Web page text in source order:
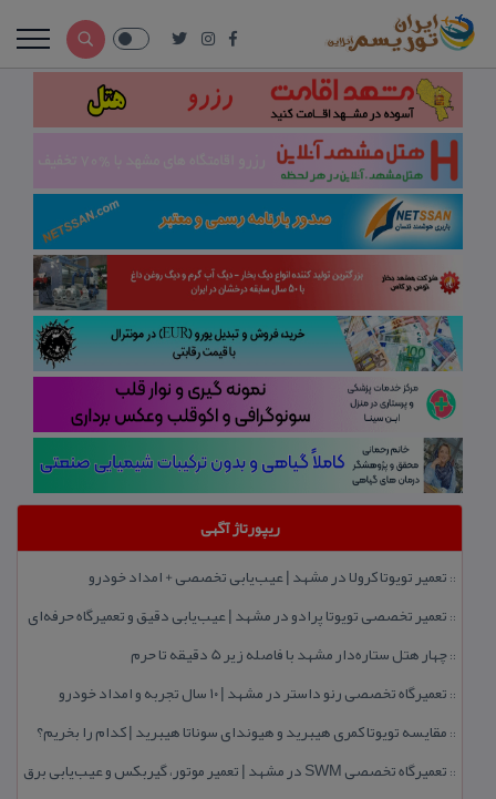
ریپورتاژ آگهی
:: تعمیر تویوتا كرولا در مشهد | عیب‌یابی تخصصی + امداد خودرو
:: تعمیر تخصصی تویوتا پرادو در مشهد | عیب‌یابی دقیق و تعمیرگاه حرفه‌ای
::چهار هتل‌ ستاره‌دار مشهد با فاصله زیر 5 دقیقه تا حرم
:: تعمیرگاه تخصصی رنو داستر در مشهد | ۱۰ سال تجربه و امداد خودرو
:: مقایسه تویوتا كمری هیبرید و هیوندای سوناتا هیبرید | كدام را بخریم؟
:: تعمیرگاه تخصصی SWM در مشهد | تعمیر موتور، گیربكس و عیب‌یابی برق